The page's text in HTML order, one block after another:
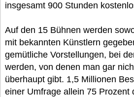
insgesamt 900 Stunden
Auf den 15 Bühnen werden
mit bekannten Künstlern
gemütliche Vorstellungen, bei
werden, von denen man gar
überhaupt gibt. 1,5 Millionen
einer Umfrage allein 75 Prozent